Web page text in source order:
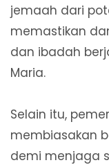
jemaah dari
memastikan
dan ibadah
Maria.
Selain itu,
membiasakan
demi menjaga